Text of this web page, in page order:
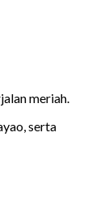
meriah.
serta